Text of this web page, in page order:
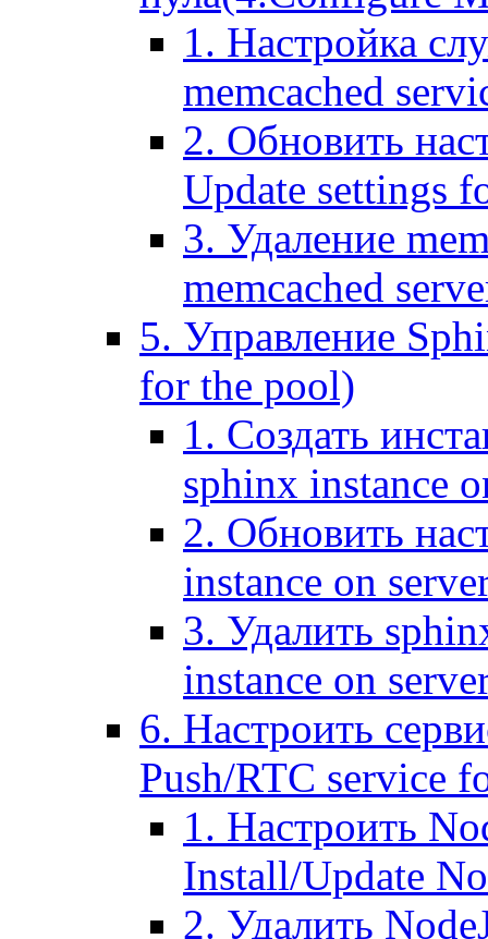
1. Настройка
memcached
2. Обновить
Update settings
3. Удаление
memcached
5. Управление
for the pool)
1. Создать
sphinx instance
2. Обновить
instance on
3. Удалить
instance on
6. Настроить
Push/RTC service
1. Настроить
Install/Update
2. Удалить